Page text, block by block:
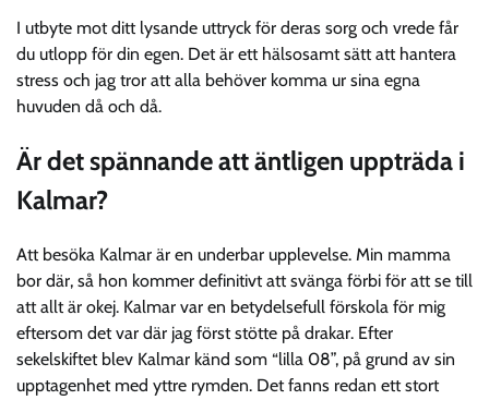
I utbyte mot ditt lysande uttryck för deras sorg och vrede får
du utlopp för din egen. Det är ett hälsosamt sätt att hantera
stress och jag tror att alla behöver komma ur sina egna
huvuden då och då.
Är det spännande att äntligen uppträda i
Kalmar?
Att besöka Kalmar är en underbar upplevelse. Min mamma
bor där, så hon kommer definitivt att svänga förbi för att se till
att allt är okej. Kalmar var en betydelsefull förskola för mig
eftersom det var där jag först stötte på drakar. Efter
sekelskiftet blev Kalmar känd som “lilla 08”, på grund av sin
upptagenhet med yttre rymden. Det fanns redan ett stort